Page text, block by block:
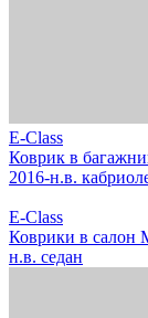
E-Class
Коврик в
2016-н.в.
E-Class
Коврики в салон
н.в. седан